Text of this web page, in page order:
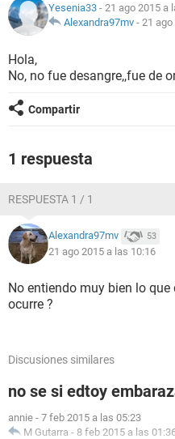
NUTRICIÓN
BIENESTAR
SEXUALIDAD
Yesenia33 - 21 ago 2015 a
Alexandra97mv - 21 ago
Hola,
No, no fue desangre,,fue de
Compartir
1 respuesta
RESPUESTA 1 / 1
Alexandra97mv 53
21 ago 2015 a las 10:16
No entiendo muy bien lo que
ocurre ?
Discusiones similares
no se si edtoy
annie - 7 feb 2015 a las 05:23
M Gutarra - 8 feb 2015 a las